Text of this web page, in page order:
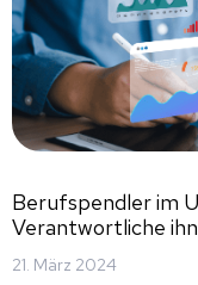
Berufspendler im
Verantwortliche
21. März 2024